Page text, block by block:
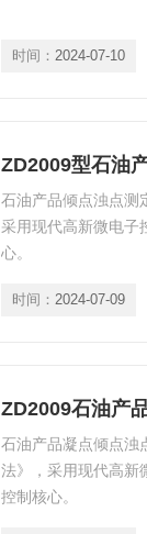
时间： 2024-07-10
ZD2009型石油
石油产品倾点浊点测
采用现代高新微电子
心。
时间： 2024-07-09
ZD2009石油产
石油产品凝点倾点浊
法》，采用现代高新
控制核心。